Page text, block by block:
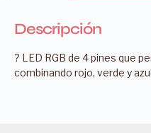
Descripción
? LED RGB de 4 pines que
combinando rojo, verde y